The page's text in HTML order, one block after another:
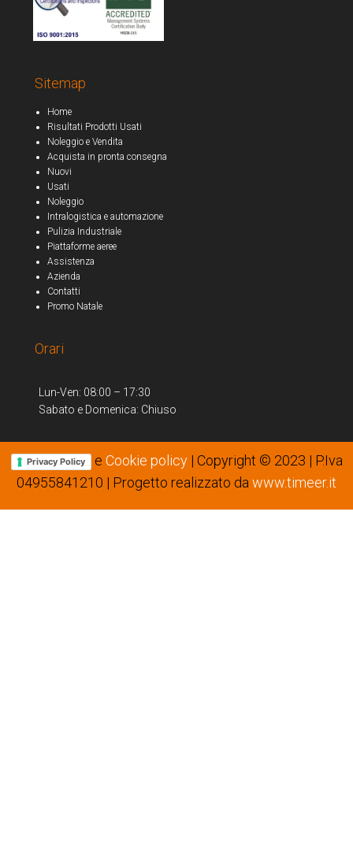
Sitemap
Home
Risultati Prodotti Usati
Noleggio e Vendita
Acquista in pronta consegna
Nuovi
Usati
Noleggio
Intralogistica e automazione
Pulizia Industriale
Piattaforme aeree
Assistenza
Azienda
Contatti
Promo Natale
Orari
Lun-Ven: 08:00 – 17:30
Sabato e Domenica: Chiuso
Privacy Policy e Cookie policy| Copyright © 2023 | P.Iva
04955841210 | Progetto realizzato da www.timeer.it